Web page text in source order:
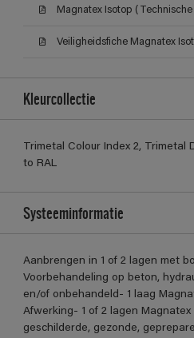
Magnatex Isotop (Technische
Veiligheidsfiche Magnatex
Kleurcollectie
Trimetal Colour Index 2, Trimetal
to RAL
Systeeminformatie
Aanbrengen in 1 of 2 lagen met
Voorbehandeling op beton,
en/of onbehandeld- 1 laag
Afwerking- 1 of 2 lagen Magnatex
geschilderde, gezonde,